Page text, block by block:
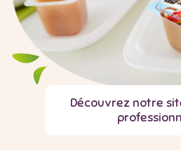
Découvrez notre